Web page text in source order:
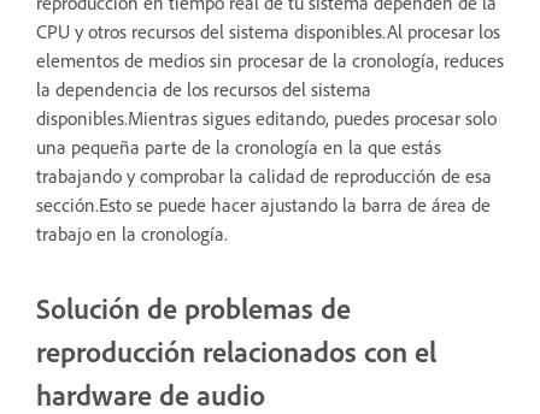
CPU y otros recursos del sistema disponibles.Al procesar los
elementos de medios sin procesar de la cronología, reduces
la dependencia de los recursos del sistema
disponibles.Mientras sigues editando, puedes procesar solo
una pequeña parte de la cronología en la que estás
trabajando y comprobar la calidad de reproducción de esa
sección.Esto se puede hacer ajustando la barra de área de
trabajo en la cronología.
Solución de problemas de
reproducción relacionados con el
hardware de audio